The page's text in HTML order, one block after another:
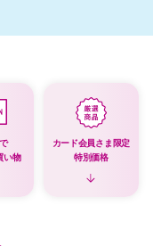
い物
カード会員さま限定
特別価格